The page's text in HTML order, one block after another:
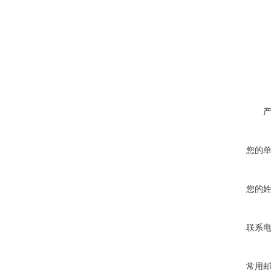
您的
您的
联系
常用